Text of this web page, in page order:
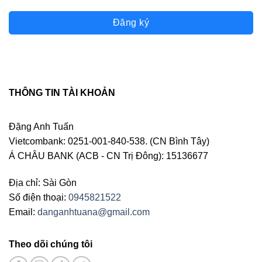
Đăng ký
THÔNG TIN TÀI KHOẢN
Đặng Anh Tuấn
Vietcombank: 0251-001-840-538. (CN Bình Tây)
Á CHÂU BANK (ACB - CN Trị Đông): 15136677
Địa chỉ: Sài Gòn
Số điện thoại: 0945821522
Email: danganhtuana@gmail.com
Theo dõi chúng tôi